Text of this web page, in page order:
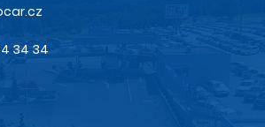
34 34